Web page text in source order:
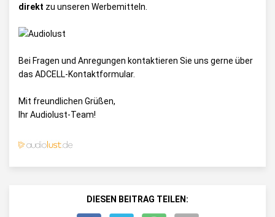
direkt zu unseren Werbemitteln.
Bei Fragen und Anregungen kontaktieren Sie uns gerne über
das ADCELL-Kontaktformular.
Mit freundlichen Grüßen,
Ihr Audiolust-Team!
DIESEN BEITRAG TEILEN: